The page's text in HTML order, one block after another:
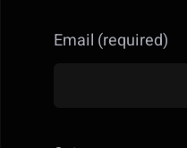
Email (required)